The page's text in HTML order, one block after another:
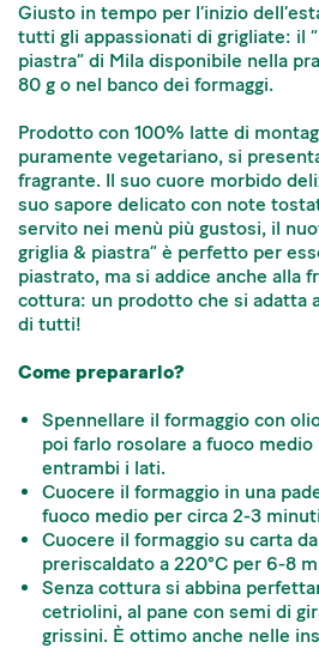
Giusto in tempo per l’inizio
tutti gli appassionati di grigliate: il
piastra” di Mila disponibile nella
80 g o nel banco dei formaggi.
Prodotto con 100% latte di
puramente vegetariano, si
fragrante. Il suo cuore morbido
suo sapore delicato con note
servito nei menù più gustosi, il
griglia & piastra” è perfetto per
piastrato, ma si addice anche alla
cottura: un prodotto che si adatta
di tutti!
Come prepararlo?
Spennellare il formaggio con
poi farlo rosolare a fuoco
entrambi i lati.
Cuocere il formaggio in una
fuoco medio per circa 2-3
Cuocere il formaggio su carta
preriscaldato a 220°C per 6-8
Senza cottura si abbina
cetriolini, al pane con semi di
grissini. È ottimo anche nelle